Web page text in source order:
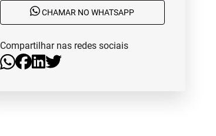
CHAMAR NO WHATSAPP
Compartilhar nas redes sociais